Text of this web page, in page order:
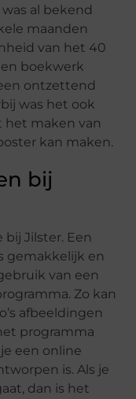
al bekend
maanden
van het 40
boekwerk
ontzettend
was het ook
het maken van
kan maken.
bij
Jilster. Een
gemakkelijk en
van een
Zo kan
afbeeldingen
programma
een online
is. Als je
dan is het